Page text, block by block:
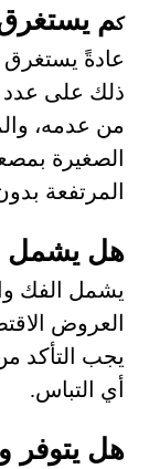
كم يستغرق
ذلك على عدد
من عدمه،
الصغيرة
المرتفعة
هل يشمل
يشمل الفك
العروض
يجب التأكد
أي التباس.
هل يتوفر